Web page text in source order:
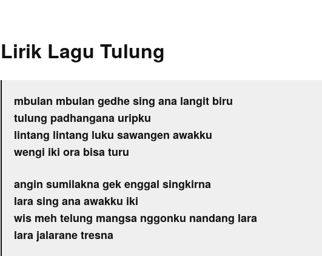
Lirik Lagu Tulung
mbulan mbulan gedhe sing ana langit biru
tulung padhangana uripku
lintang lintang luku sawangen awakku
wengi iki ora bisa turu
angin sumilakna gek enggal singkirna
lara sing ana awakku iki
wis meh telung mangsa nggonku nandang lara
lara jalarane tresna